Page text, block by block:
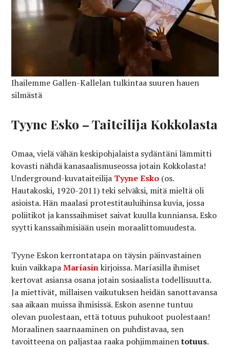
Ihailemme Gallen-Kallelan tulkintaa suuren hauen
silmästä
Tyyne Esko – Taiteilija Kokkolasta
Omaa, vielä vähän keskipohjalaista sydäntäni lämmitti
kovasti nähdä kanasaalismuseossa jotain Kokkolasta!
Underground-kuvataiteilija Tyyne Esko (os.
Hautakoski, 1920-2011) teki selväksi, mitä mieltä oli
asioista. Hän maalasi protestitauluihinsa kuvia, jossa
poliitikot ja kanssaihmiset saivat kuulla kunniansa. Esko
syytti kanssaihmisiään usein moraalittomuudesta.
Tyyne Eskon kerrontatapa on täysin päinvastainen
kuin vaikkapaMaríasinkirjoissa. Maríasilla ihmiset
kertovat asiansa osana jotain sosiaalista todellisuutta.
Ja miettivät, millaisen vaikutuksen heidän sanottavansa
saa aikaan muissa ihmisissä. Eskon asenne tuntuu
olevan puolestaan, että totuus puhukoot puolestaan!
Moraalinen saarnaaminen on puhdistavaa, sen
tavoitteena on paljastaa raaka pohjimmainentotuus.